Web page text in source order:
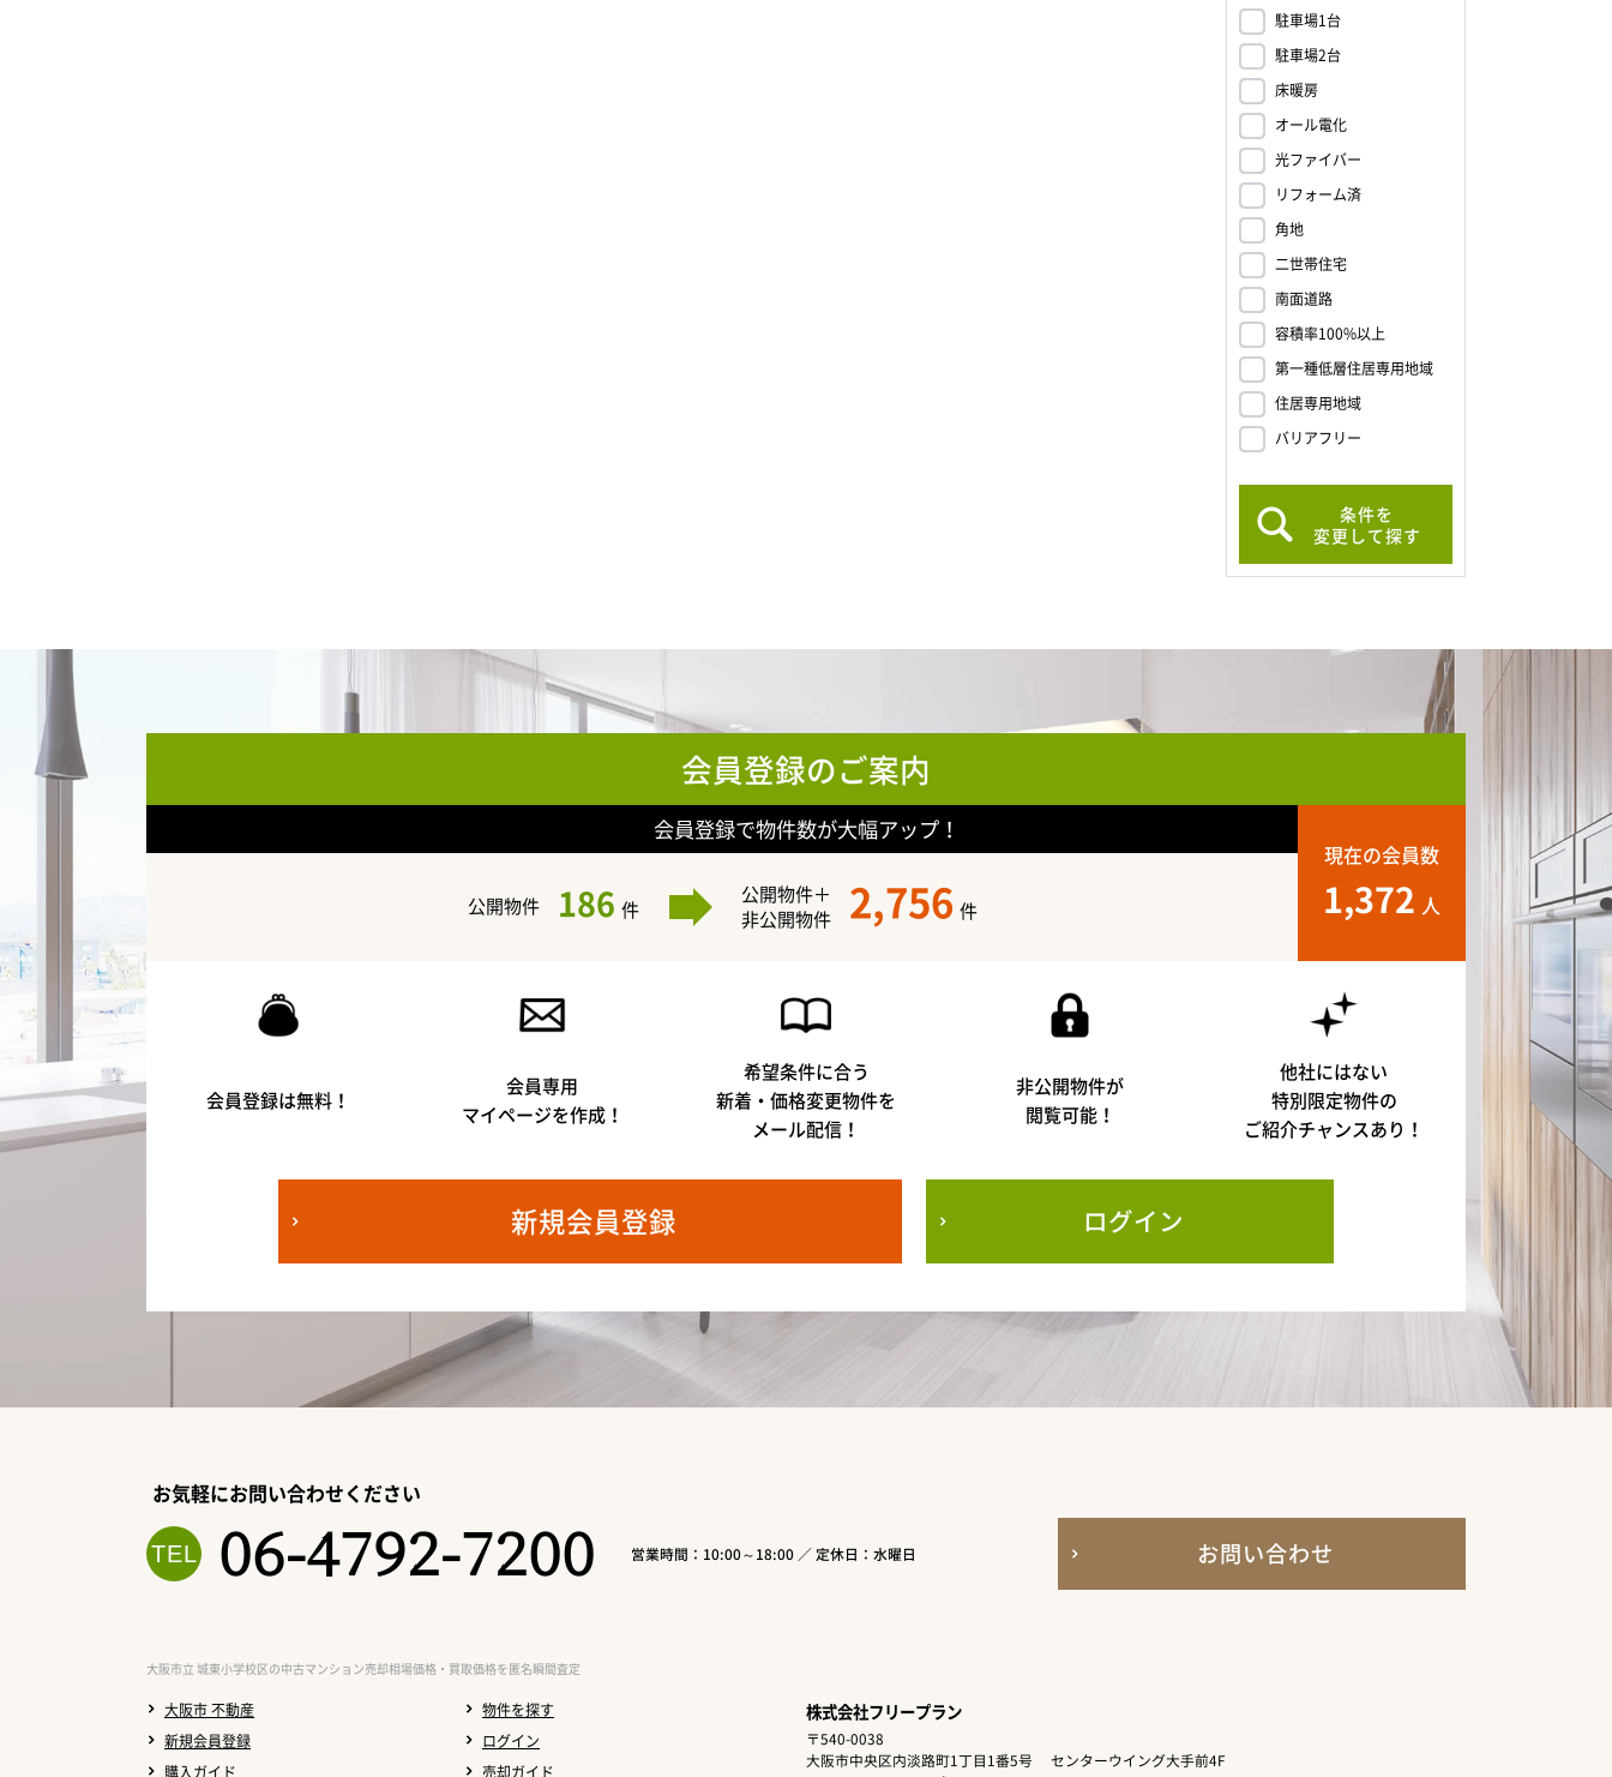
駐車場1台
駐車場2台
床暖房
オール電化
光ファイバー
リフォーム済
角地
二世帯住宅
南面道路
容積率100%以上
第一種低層住居専用地域
住居専用地域
バリアフリー
条件を
変更して探す
会員登録のご案内
会員登録で物件数が大幅アップ！
公開物件 186 件
公開物件＋
非公開物件
2,756 件
現在の会員数
1,372 人
会員登録は無料！
会員専用
マイページを作成！
希望条件に合う
新着・価格変更物件を
メール配信！
非公開物件が
閲覧可能！
他社にはない
特別限定物件の
ご紹介チャンスあり！
新規会員登録 ログイン
お気軽にお問い合わせください
06-4792-7200 営業時間：10:00～18:00 ／ 定休日：水曜日 お問い合わせ
大阪市立 城東小学校区の中古マンション売却相場価格・買取価格を匿名瞬間査定
大阪市 不動産
物件を探す
新規会員登録
ログイン
購入ガイド
売却ガイド
株式会社フリープラン
〒540-0038
大阪市中央区内淡路町1丁目1番5号
センターウイング大手前4F